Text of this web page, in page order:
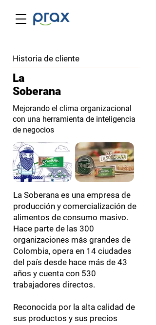
Historia de cliente
La
Soberana
Mejorando el clima organizacional
con una herramienta de inteligencia
de negocios
La Soberana es una empresa de
producción y comercialización de
alimentos de consumo masivo.
Hace parte de las 300
organizaciones más grandes de
Colombia, opera en 14 ciudades
del país desde hace más de 43
años y cuenta con 530
trabajadores directos.
Reconocida por la alta calidad de
sus productos y sus precios